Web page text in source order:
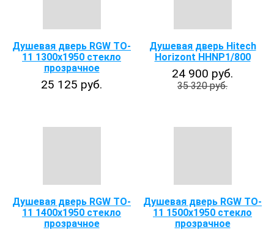
Душевая дверь RGW TO-
11 1300x1950 стекло
прозрачное
25 125 руб.
Душевая дверь Hitech
Horizont HHNP1/800
24 900 руб.
35 320 руб.
Душевая дверь RGW TO-
11 1400x1950 стекло
прозрачное
Душевая дверь RGW TO-
11 1500x1950 стекло
прозрачное